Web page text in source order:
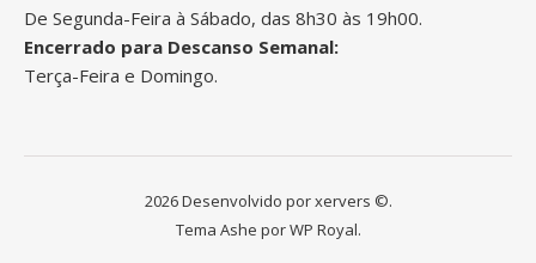
De Segunda-Feira à Sábado, das 8h30 às 19h00.
Encerrado para Descanso Semanal:
Terça-Feira e Domingo.
2026 Desenvolvido porxervers ©.
Tema Ashe porWP Royal.